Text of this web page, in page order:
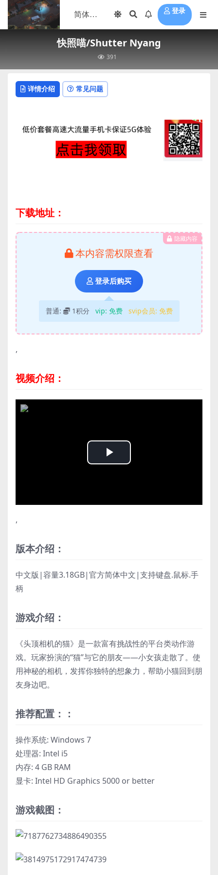
登录
快照喵/Shutter Nyang
391
详情介绍 常见问题
下载地址：
隐藏内容
本内容需权限查看
登录后购买
普通: 1积分 vip: 免费 svip会员: 免费
,
视频介绍：
Play
,
版本介绍：
中文版|容量3.18GB|官方简体中文|支持键盘.鼠标.手
柄
游戏介绍：
《头顶相机的猫》是一款富有挑战性的平台类动作游
戏。玩家扮演的“猫”与它的朋友——小女孩走散了。使
用神秘的相机，发挥你独特的想象力，帮助小猫回到朋
友身边吧。
推荐配置：：
操作系统: Windows 7
处理器: Intel i5
内存: 4 GB RAM
显卡: Intel HD Graphics 5000 or better
游戏截图：